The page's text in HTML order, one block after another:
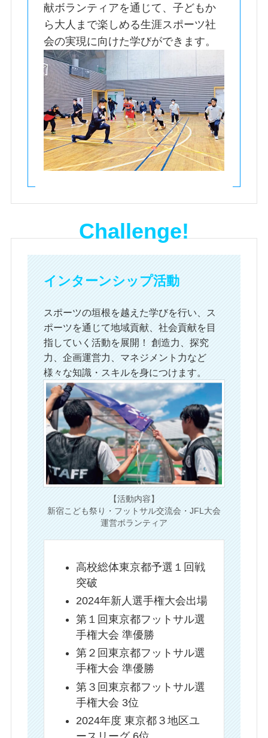
献ボランティアを通じて、子どもか
ら大人まで楽しめる生涯スポーツ社
会の実現に向けた学びができます。
Challenge!
インターンシップ活動
スポーツの垣根を越えた学びを行い、ス
ポーツを通じて地域貢献、社会貢献を目
指していく活動を展開！ 創造力、探究
力、企画運営力、マネジメント力など
様々な知識・スキルを身につけます。
【活動内容】
新宿こども祭り・フットサル交流会・JFL大会
運営ボランティア
高校総体東京都予選１回戦
突破
2024年新人選手権大会出場
第１回東京都フットサル選
手権大会 準優勝
第２回東京都フットサル選
手権大会 準優勝
第３回東京都フットサル選
手権大会 3位
2024年度 東京都３地区ユ